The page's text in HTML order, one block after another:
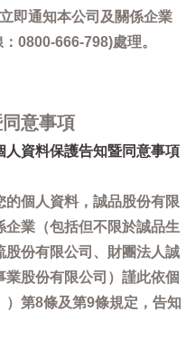
即通知本公司及關係企業
0800-666-798)處理。
意事項
資料保護告知暨同意事項
個人資料，誠品股份有限
業（包括但不限於誠品生
份有限公司、財團法人誠
股份有限公司）謹此依個
）第8條及第9條規定，告知